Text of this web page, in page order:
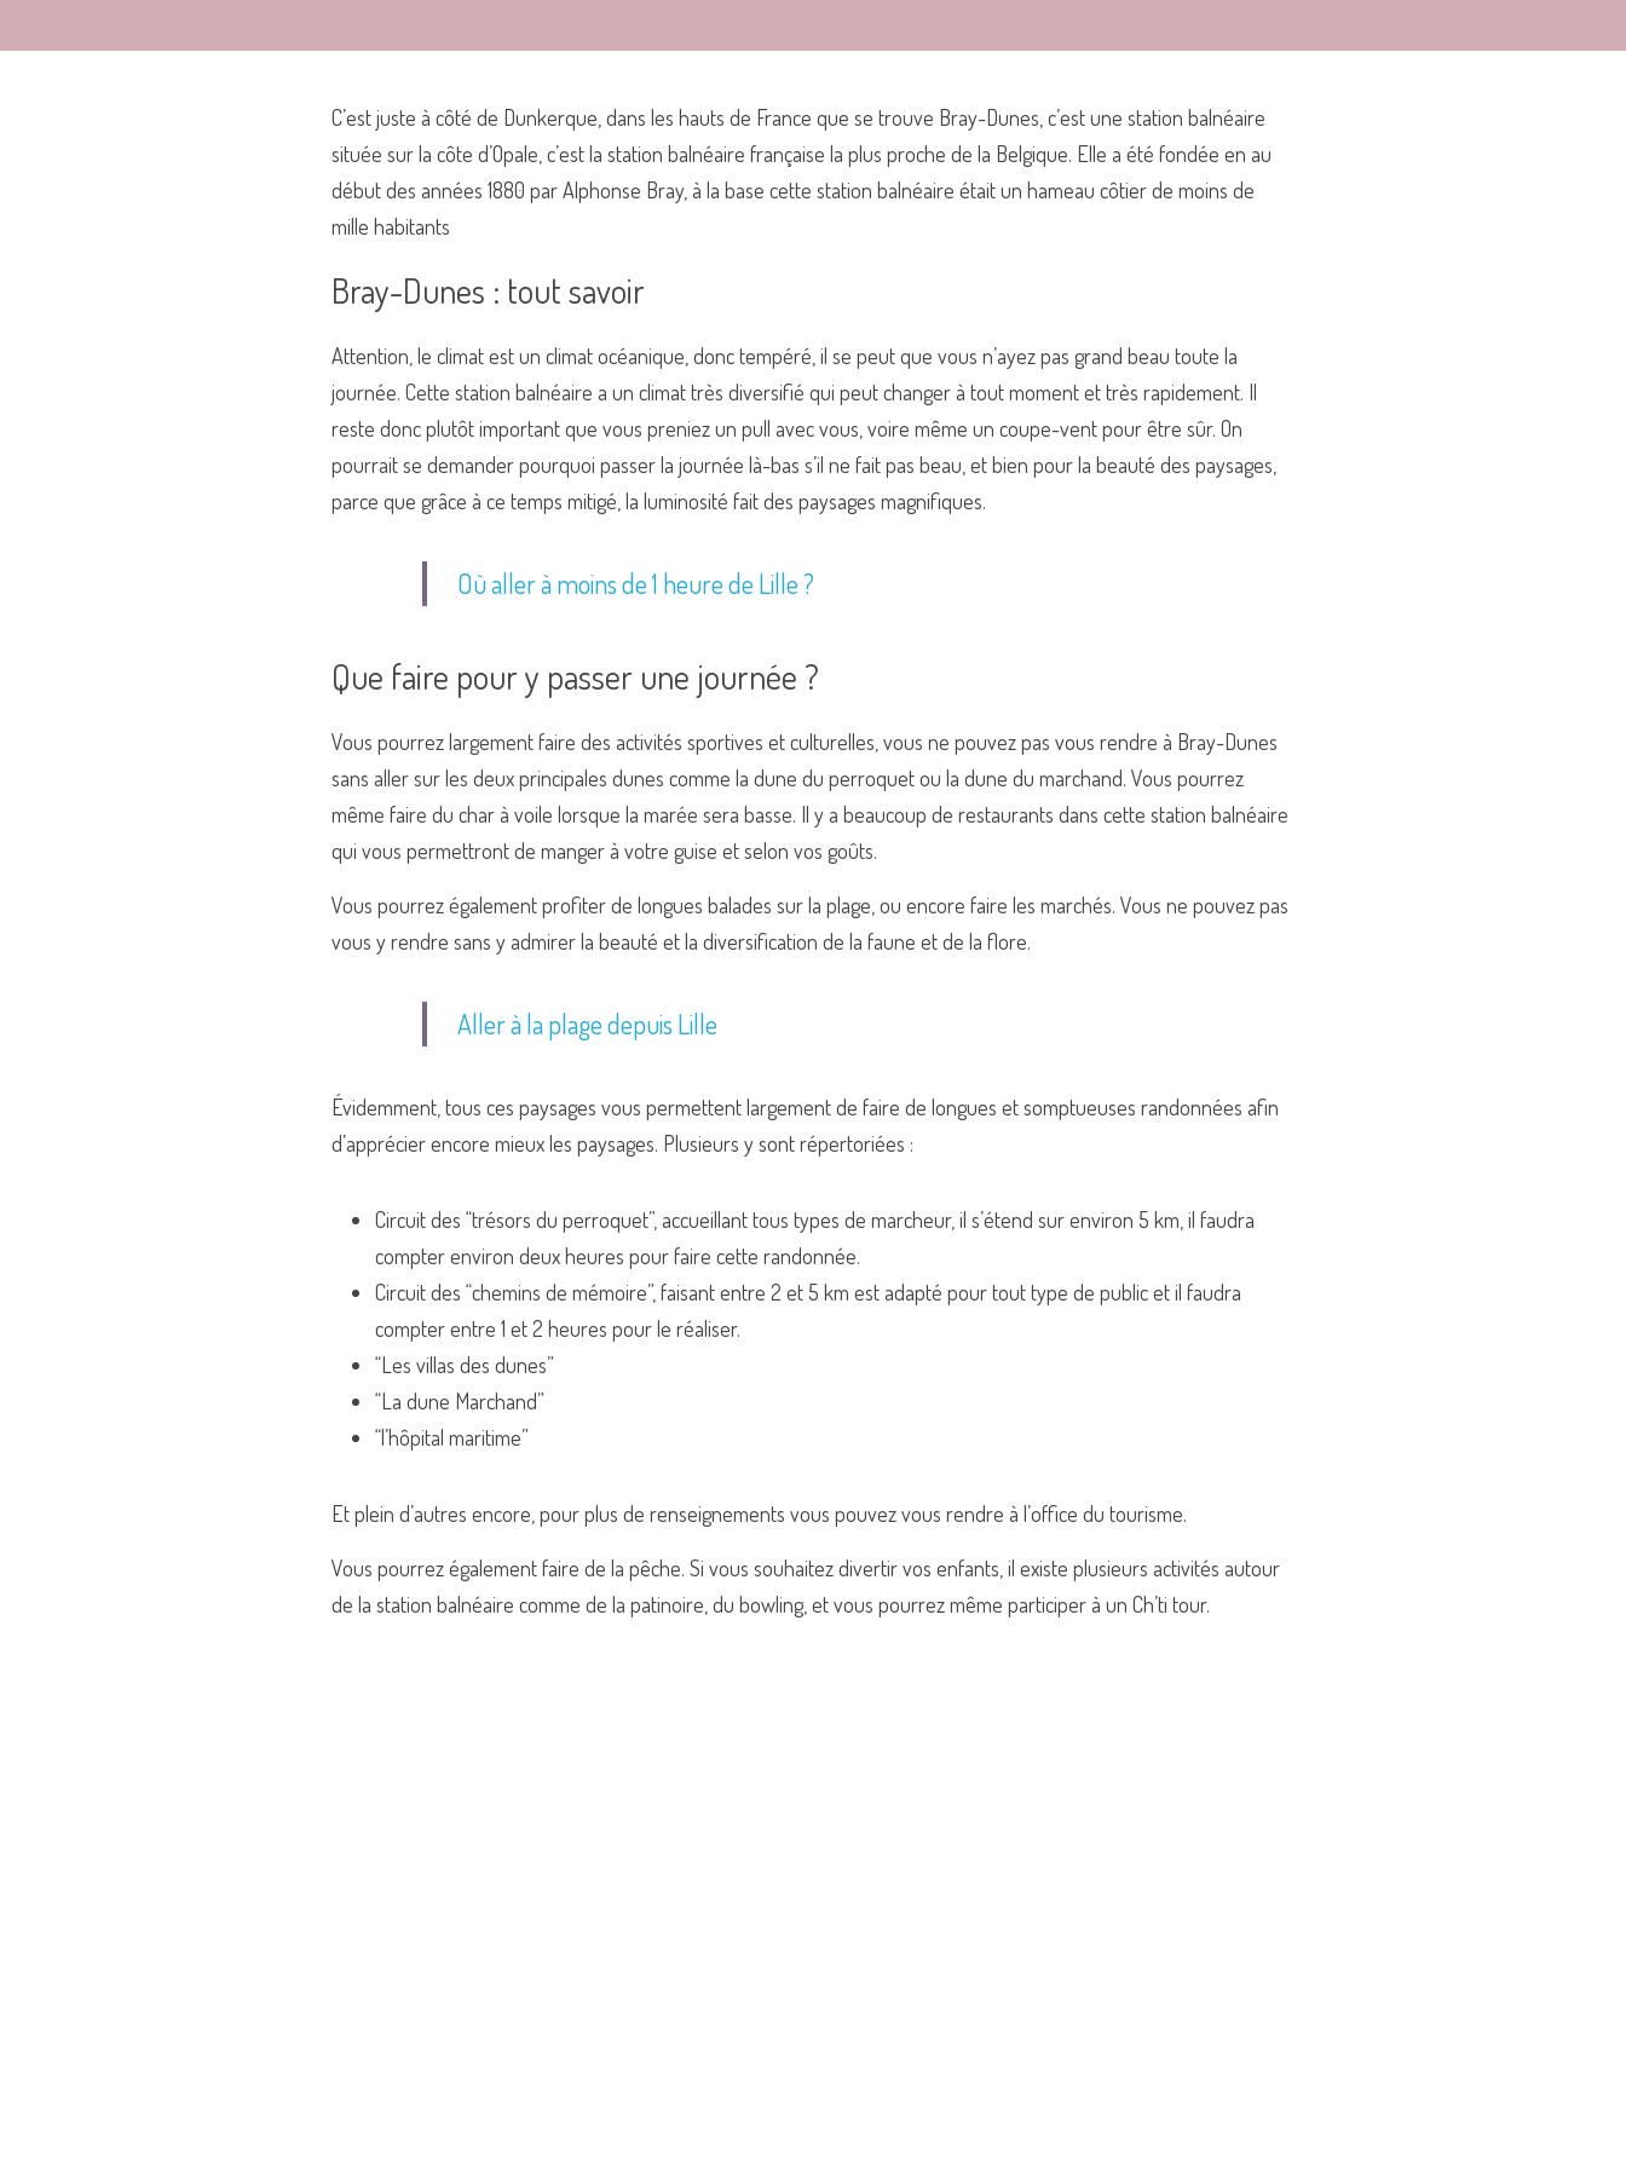
C’est juste à côté de Dunkerque, dans les hauts de France que se trouve Bray-Dunes, c’est une station balnéaire
située sur la côte d’Opale, c’est la station balnéaire française la plus proche de la Belgique. Elle a été fondée en au
début des années 1880 par Alphonse Bray, à la base cette station balnéaire était un hameau côtier de moins de
mille habitants
Bray-Dunes : tout savoir
Attention, le climat est un climat océanique, donc tempéré, il se peut que vous n’ayez pas grand beau toute la
journée. Cette station balnéaire a un climat très diversifié qui peut changer à tout moment et très rapidement. Il
reste donc plutôt important que vous preniez un pull avec vous, voire même un coupe-vent pour être sûr. On
pourrait se demander pourquoi passer la journée là-bas s’il ne fait pas beau, et bien pour la beauté des paysages,
parce que grâce à ce temps mitigé, la luminosité fait des paysages magnifiques.
Où aller à moins de 1 heure de Lille ?
Que faire pour y passer une journée ?
Vous pourrez largement faire des activités sportives et culturelles, vous ne pouvez pas vous rendre à Bray-Dunes
sans aller sur les deux principales dunes comme la dune du perroquet ou la dune du marchand. Vous pourrez
même faire du char à voile lorsque la marée sera basse. Il y a beaucoup de restaurants dans cette station balnéaire
qui vous permettront de manger à votre guise et selon vos goûts.
Vous pourrez également profiter de longues balades sur la plage, ou encore faire les marchés. Vous ne pouvez pas
vous y rendre sans y admirer la beauté et la diversification de la faune et de la flore.
Aller à la plage depuis Lille
Évidemment, tous ces paysages vous permettent largement de faire de longues et somptueuses randonnées afin
d’apprécier encore mieux les paysages. Plusieurs y sont répertoriées :
Circuit des “trésors du perroquet”, accueillant tous types de marcheur, il s’étend sur environ 5 km, il faudra
compter environ deux heures pour faire cette randonnée.
Circuit des “chemins de mémoire”, faisant entre 2 et 5 km est adapté pour tout type de public et il faudra
compter entre 1 et 2 heures pour le réaliser.
“Les villas des dunes”
“La dune Marchand”
“l’hôpital maritime”
Et plein d’autres encore, pour plus de renseignements vous pouvez vous rendre à l’office du tourisme.
Vous pourrez également faire de la pêche. Si vous souhaitez divertir vos enfants, il existe plusieurs activités autour
de la station balnéaire comme de la patinoire, du bowling, et vous pourrez même participer à un Ch’ti tour.